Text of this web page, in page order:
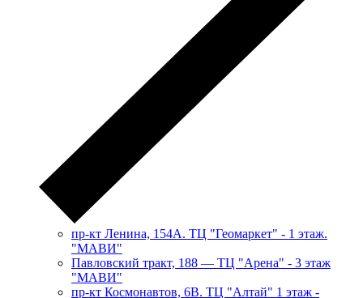
пр-кт Ленина, 154А. ТЦ "Геомаркет" - 1 этаж.
"МАВИ"
​Павловский тракт, 188 — ТЦ "Арена" - 3 этаж
"МАВИ"
пр-кт Космонавтов, 6В. ТЦ "Алтай" 1 этаж -